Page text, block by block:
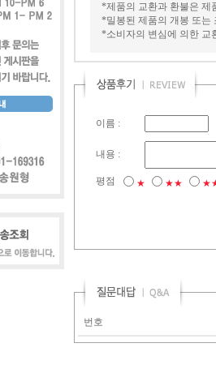
*제품의 교환과 환불은 제
*밀봉된 제품의 개봉 또는
*소비자의 변심에 의한 교
이름 :
내용 :
평점 ★ ★★
번호